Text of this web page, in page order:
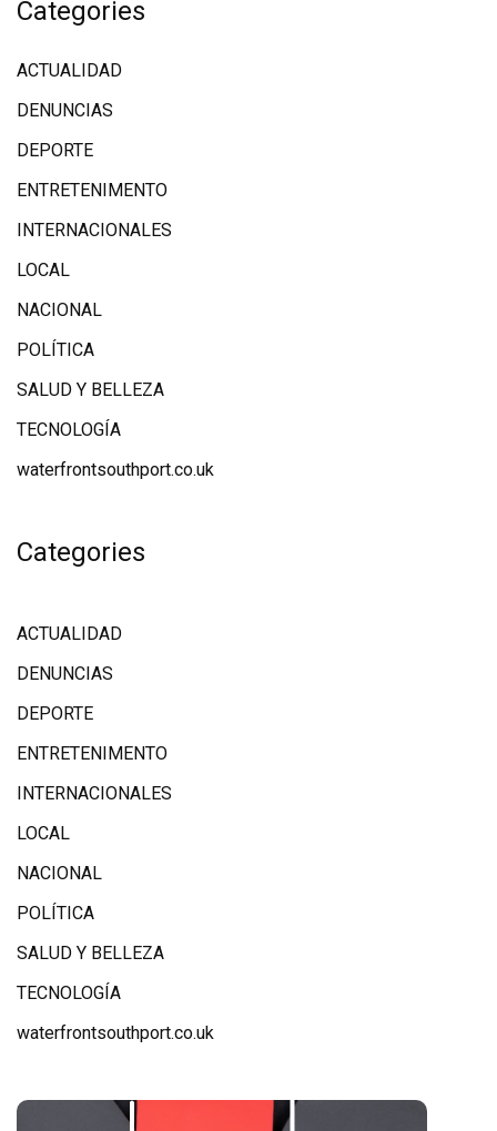
Categories
ACTUALIDAD
DENUNCIAS
DEPORTE
ENTRETENIMENTO
INTERNACIONALES
LOCAL
NACIONAL
POLÍTICA
SALUD Y BELLEZA
TECNOLOGÍA
waterfrontsouthport.co.uk
Categories
ACTUALIDAD
DENUNCIAS
DEPORTE
ENTRETENIMENTO
INTERNACIONALES
LOCAL
NACIONAL
POLÍTICA
SALUD Y BELLEZA
TECNOLOGÍA
waterfrontsouthport.co.uk